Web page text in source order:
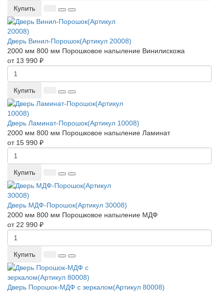
Купить
Дверь Винил-Порошок(Артикул 20008)
2000 мм 800 мм Порошковое напыление Винилискожа
от 13 990 ₽
Купить
Дверь Ламинат-Порошок(Артикул 10008)
2000 мм 800 мм Порошковое напыление Ламинат
от 15 990 ₽
Купить
Дверь МДФ-Порошок(Артикул 30008)
2000 мм 800 мм Порошковое напыление МДФ
от 22 990 ₽
Купить
Дверь Порошок-МДФ с зеркалом(Артикул 80008)